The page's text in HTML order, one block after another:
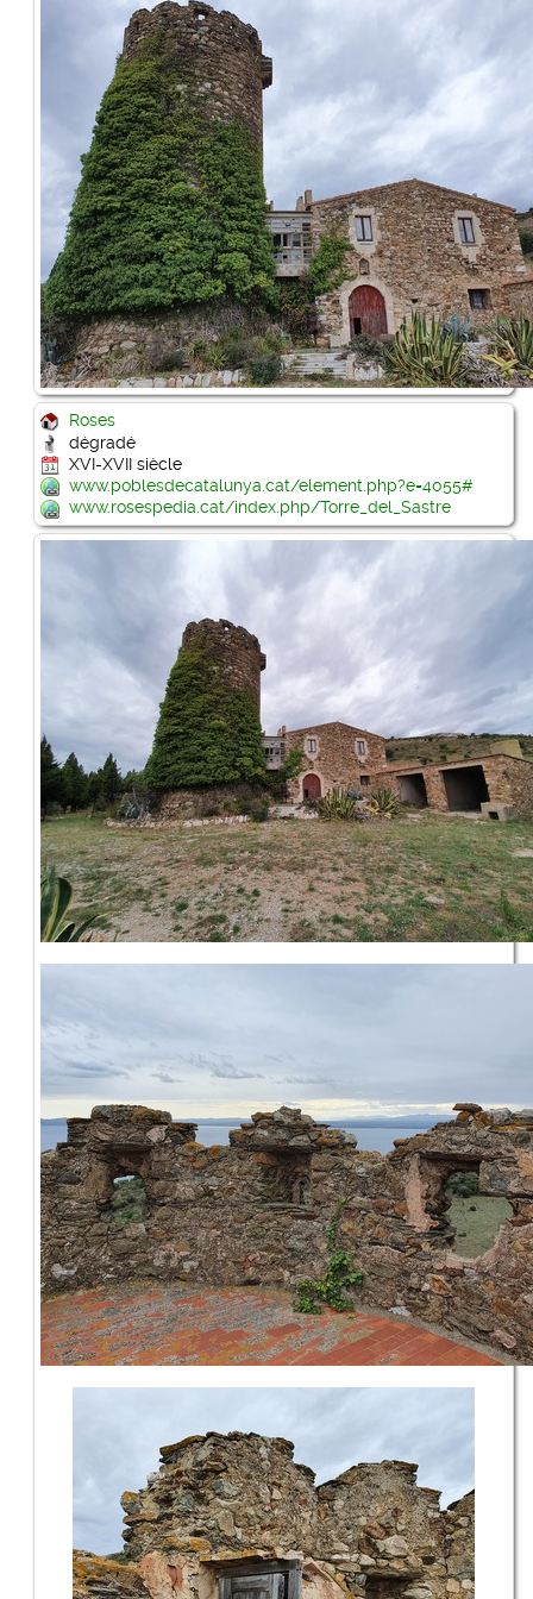
Roses
dégradé
XVI-XVII siècle
www.poblesdecatalunya.cat/element.php?e=4055#
www.rosespedia.cat/index.php/Torre_del_Sastre